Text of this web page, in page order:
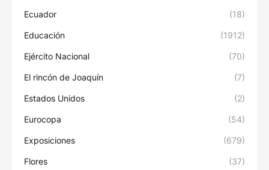
Ecuador (18)
Educación (1912)
Ejército Nacional (70)
El rincón de Joaquín (7)
Estados Unidos (2)
Eurocopa (54)
Exposiciones (679)
Flores (37)